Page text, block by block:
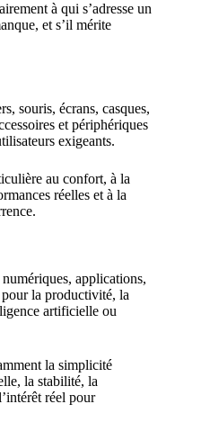
à qui s’adresse un
et s’il mérite
souris, écrans, casques,
et périphériques
exigeants.
au confort, à la
réelles et à la
applications,
la productivité, la
artificielle ou
la simplicité
la stabilité, la
réel pour